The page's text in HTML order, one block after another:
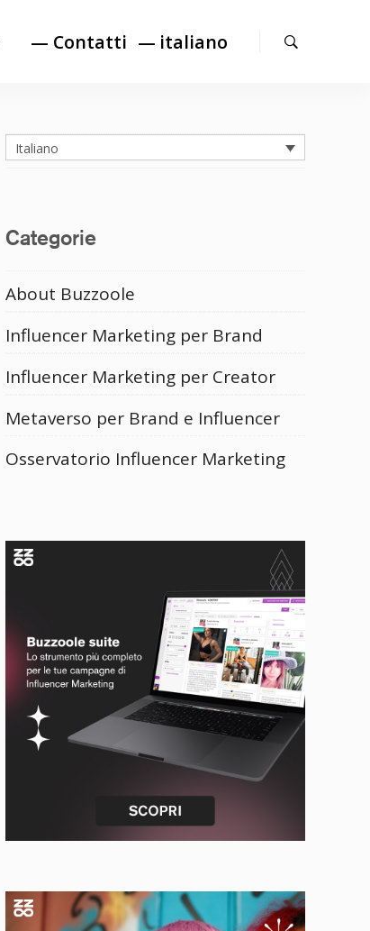
— Contatti italiano
Italiano
Categorie
About Buzzoole
Influencer Marketing per Brand
Influencer Marketing per Creator
Metaverso per Brand e Influencer
Osservatorio Influencer Marketing